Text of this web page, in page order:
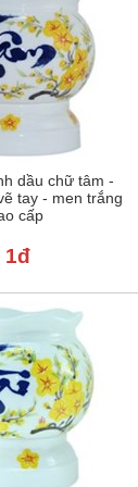
dầu chữ tâm -
tay - men trắng
cấp
1đ